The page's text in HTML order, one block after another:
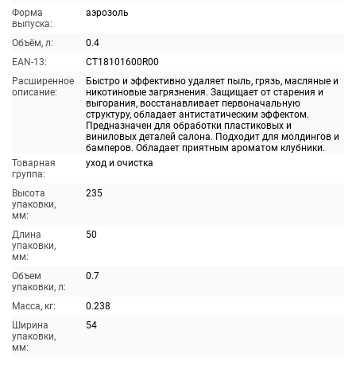
Форма
выпуска:
аэрозоль
Объём, л:
0.4
EAN-13:
CT18101600R00
Расширенное
описание:
Быстро и эффективно удаляет пыль, грязь, масляные и
никотиновые загрязнения. Защищает от старения и
выгорания, восстанавливает первоначальную
структуру, обладает антистатическим эффектом.
Предназначен для обработки пластиковых и
виниловых деталей салона. Подходит для молдингов и
бамперов. Обладает приятным ароматом клубники.
Товарная
группа:
уход и очистка
Высота
упаковки,
мм:
235
Длина
упаковки,
мм:
50
Объем
упаковки, л:
0.7
Масса, кг:
0.238
Ширина
упаковки,
мм:
54